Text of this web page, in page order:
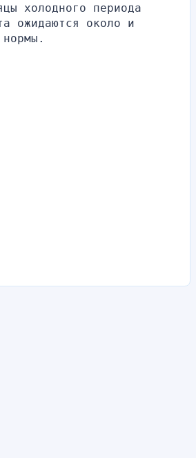
холодного периода
ожидаются около и